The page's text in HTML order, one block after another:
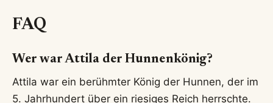
FAQ
Wer war Attila der Hunnenkönig?
Attila war ein berühmter König der Hunnen, der im
5. Jahrhundert über ein riesiges Reich herrschte.